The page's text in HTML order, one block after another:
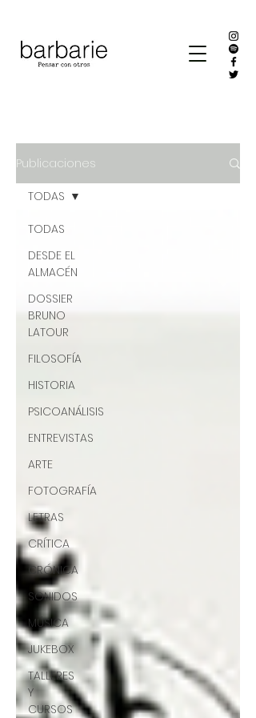
Publicaciones
TODAS
DESDE EL
ALMACÉN
DOSSIER
BRUNO
LATOUR
FILOSOFÍA
HISTORIA
PSICOANÁLISIS
ENTREVISTAS
ARTE
FOTOGRAFÍA
LETRAS
CRÍTICA
CRÓNICA
SONIDOS
MÚSICA
JUKEBOX
TALLERES
Y
CURSOS
TODAS